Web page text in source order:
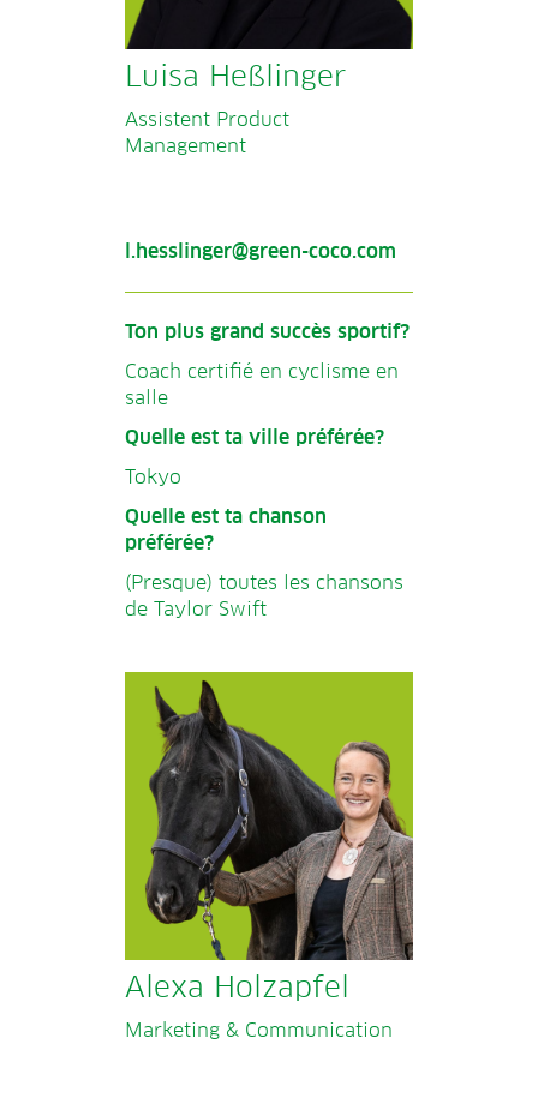
Luisa Heßlinger
Assistent Product
Management
l.hesslinger@green-coco.com
Ton plus grand succès sportif?
Coach certifié en cyclisme en
salle
Quelle est ta ville préférée?
Tokyo
Quelle est ta chanson
préférée?
(Presque) toutes les chansons
de Taylor Swift
Alexa Holzapfel
Marketing & Communication